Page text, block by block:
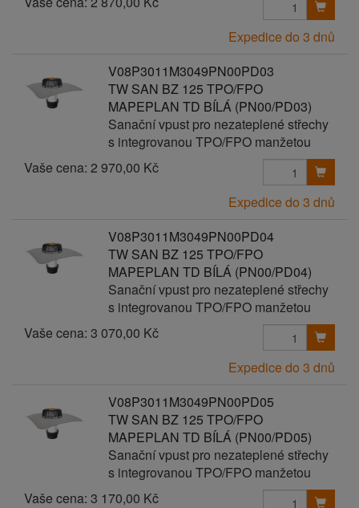
Expedice do 3 dnů
V08P3011M3049PN00PD03
TW SAN BZ 125 TPO/FPO
MAPEPLAN TD BÍLÁ (PN00/PD03)
Sanační vpust pro nezateplené střechy
s integrovanou TPO/FPO manžetou
Vaše cena: 2 970,00 Kč
Expedice do 3 dnů
V08P3011M3049PN00PD04
TW SAN BZ 125 TPO/FPO
MAPEPLAN TD BÍLÁ (PN00/PD04)
Sanační vpust pro nezateplené střechy
s integrovanou TPO/FPO manžetou
Vaše cena: 3 070,00 Kč
Expedice do 3 dnů
V08P3011M3049PN00PD05
TW SAN BZ 125 TPO/FPO
MAPEPLAN TD BÍLÁ (PN00/PD05)
Sanační vpust pro nezateplené střechy
s integrovanou TPO/FPO manžetou
Vaše cena: 3 170,00 Kč